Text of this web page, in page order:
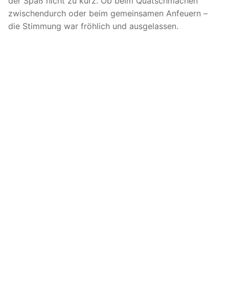
zwischendurch oder beim gemeinsamen Anfeuern –
die Stimmung war fröhlich und ausgelassen.